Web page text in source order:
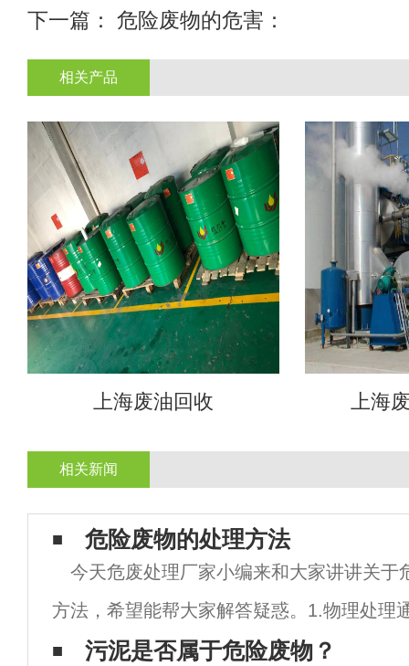
下一篇：
危险废物的危害：
相关产品
上海废油回收 上海
相关新闻
危险废物的处理方法
今天危废处理厂家小编来和大家讲讲关于
方法，希望能帮大家解答疑惑。1.物理处理
化改变固体废物的结构使之成为便于运输、
污泥是否属于危险废物？